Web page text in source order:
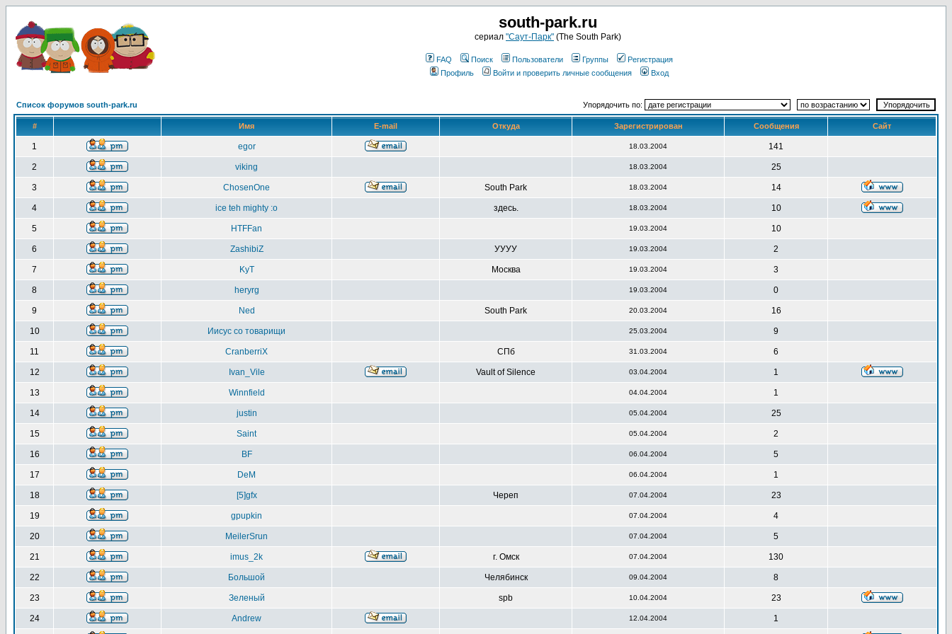
south-park.ru
сериал "Саут-Парк" (The South Park)
FAQ Поиск Пользователи Группы
Регистрация
Профиль
Войти и проверить личные сообщения Вход
Список форумов south-park.ru Упорядочить по:
# Имя E-mail Откуда Зарегистрирован Сообщения Сайт
1 egor 18.03.2004 141
2 viking 18.03.2004 25
3 ChosenOne South Park 18.03.2004 14
4 ice teh mighty :o здесь. 18.03.2004 10
5 HTFFan 19.03.2004 10
6 ZashibiZ УУУУ 19.03.2004 2
7 KyT Москва 19.03.2004 3
8 heryrg 19.03.2004 0
9 Ned South Park 20.03.2004 16
10 Иисус со товарищи 25.03.2004 9
11 CranberriX СПб 31.03.2004 6
12 Ivan_Vile Vault of Silence 03.04.2004 1
13 Winnfield 04.04.2004 1
14 justin 05.04.2004 25
15 Saint 05.04.2004 2
16 BF 06.04.2004 5
17 DeM 06.04.2004 1
18 [5]gfx Череп 07.04.2004 23
19 gpupkin 07.04.2004 4
20 MeilerSrun 07.04.2004 5
21 imus_2k г. Омск 07.04.2004 130
22 Большой Челябинск 09.04.2004 8
23 Зеленый spb 10.04.2004 23
24 Andrew 12.04.2004 1